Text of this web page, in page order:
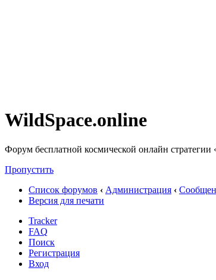
WildSpace.online
Форум бесплатной космической онлайн стратегии
Пропустить
Список форумов ‹ Администрация ‹
Версия для печати
Tracker
FAQ
Поиск
Регистрация
Вход